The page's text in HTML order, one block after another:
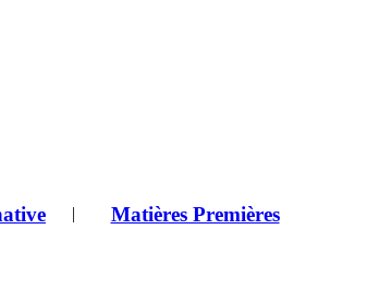
| Matières Premières